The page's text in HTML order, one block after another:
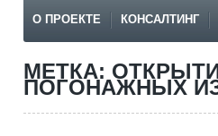
О ПРОЕКТЕ КОНСАЛТИНГ
МЕТКА:
ПОГОНАЖНЫХ